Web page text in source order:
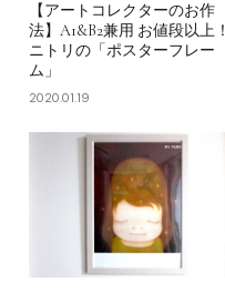
【アートコレクターのお作
法】A1&B2兼用 お値段以上！
ニトリの「ポスターフレー
ム」
2020.01.19